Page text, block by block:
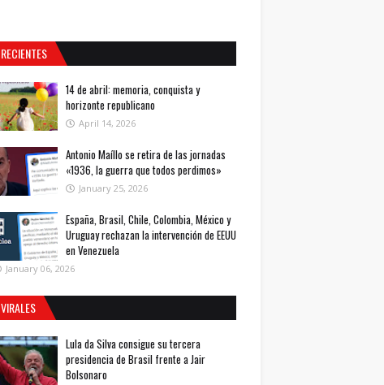
RECIENTES
14 de abril: memoria, conquista y
horizonte republicano
April 14, 2026
Antonio Maíllo se retira de las jornadas
«1936, la guerra que todos perdimos»
January 25, 2026
España, Brasil, Chile, Colombia, México y
Uruguay rechazan la intervención de EEUU
en Venezuela
January 06, 2026
VIRALES
Lula da Silva consigue su tercera
presidencia de Brasil frente a Jair
Bolsonaro